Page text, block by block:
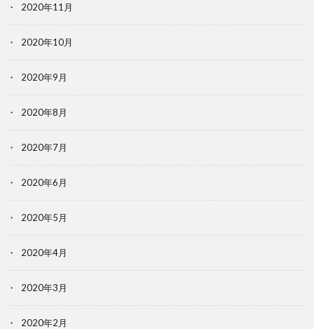
2020年11月
2020年10月
2020年9月
2020年8月
2020年7月
2020年6月
2020年5月
2020年4月
2020年3月
2020年2月